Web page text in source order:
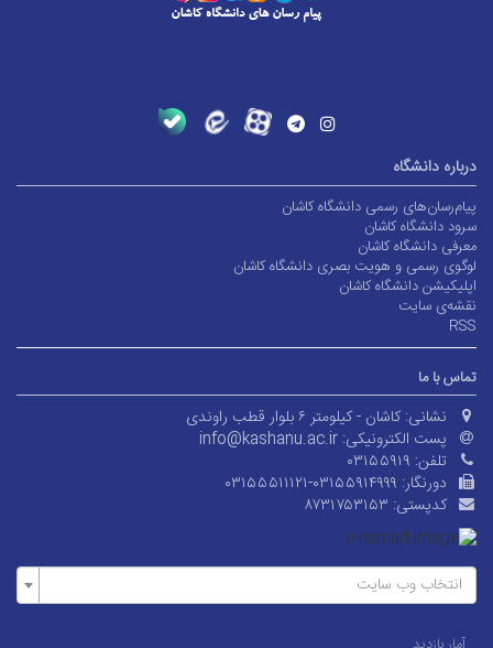
درباره دانشگاه
پیام‌رسان‌های رسمی دانشگاه کاشان
سرود دانشگاه کاشان
معرفی دانشگاه کاشان
لوگوی رسمی و هویت بصری دانشگاه کاشان
اپلیکیشن دانشگاه کاشان
نقشه‌ی سایت
RSS
تماس با ما
نشانی: کاشان - کیلومتر ۶ بلوار قطب راوندی
پست الکترونیکی: info@kashanu.ac.ir
تلفن: ۰۳۱۵۵۹۱۹
دورنگار: ۰۳۱۵۵۵۱۱۱۲۱-۰۳۱۵۵۹۱۴۹۹۹
کدپستی: ۸۷۳۱۷۵۳۱۵۳
انتخاب وب سایت